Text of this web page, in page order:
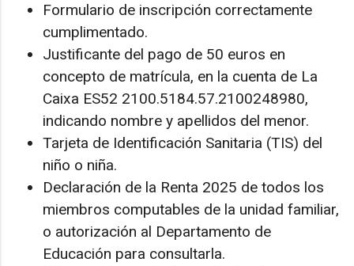
Formulario de inscripción correctamente
cumplimentado.
Justificante del pago de 50 euros en
concepto de matrícula, en la cuenta de La
Caixa ES52 2100.5184.57.2100248980,
indicando nombre y apellidos del menor.
Tarjeta de Identificación Sanitaria (TIS) del
niño o niña.
Declaración de la Renta 2025 de todos los
miembros computables de la unidad familiar,
o autorización al Departamento de
Educación para consultarla.